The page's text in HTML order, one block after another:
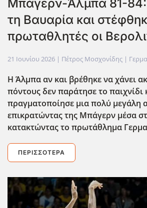
Μπάγερν-Άλμπα 81-
τη Βαυαρία και
πρωταθλητές οι
21 Ιουνίου 2026 | Πέτρος Μοσχονίδης |
Η Άλμπα αν και βρέθηκε να χάνει
πόντους δεν παράτησε το παιχνίδι
πραγματοποίησε μια πολύ μεγάλη
επικρατώντας της Μπάγερν μέσα
κατακτώντας το πρωτάθλημα
ΠΕΡΙΣΣΌΤΕΡΑ